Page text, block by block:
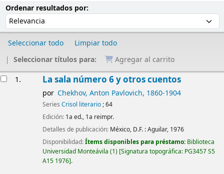
Ordenar resultados por:
Seleccionar todo
Limpiar todo
Seleccionar títulos para:
Agregar al carrito
1. La sala número 6 y otros cuentos
por Chekhov, Anton Pavlovich, 1860-1904
Series Crisol literario; 64
Edición: 1a ed., 1a reimpr.
Detalles de publicación: México, D.F. :Aguilar, 1976
Disponibilidad:Ítems disponibles para préstamo: Biblioteca
Universidad Monteávila (1) Signatura topográfica: PG3457 S5
A15 1976 .